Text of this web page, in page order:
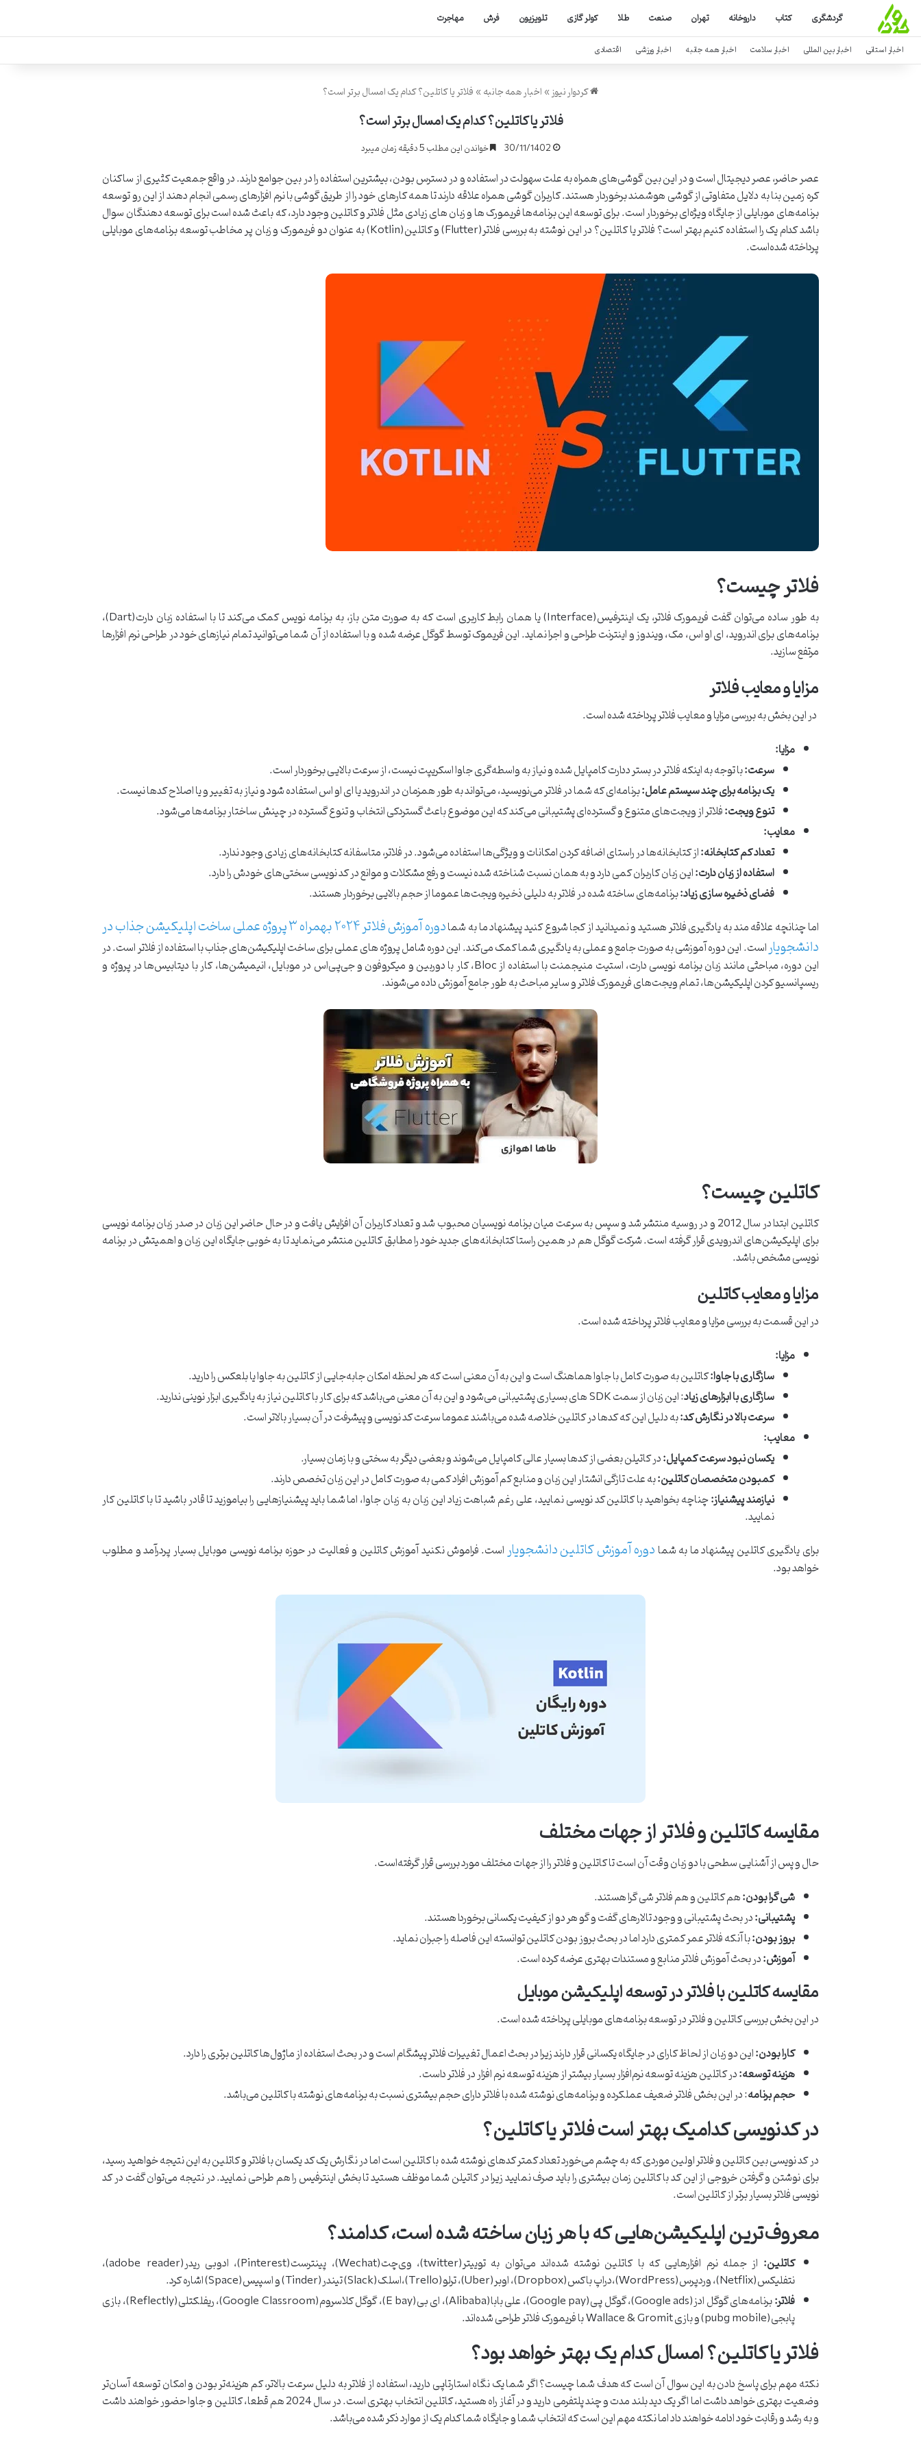
گردشگری کتاب داروخانه تهران صنعت طلا کولر گازی تلویزیون فرش مهاجرت
اخبار استانی اخبار بین المللی اخبار سلامت اخبار همه جانبه اخبار ورزشی اقتصادی
کردوار نیوز»اخبار همه جانبه»فلاتر یا کاتلین؟ کدام یک امسال برتر است؟
فلاتر یا کاتلین؟ کدام یک امسال برتر است؟
30/11/1402 خواندن این مطلب 5 دقیقه زمان میبرد
عصر حاضر، عصر دیجیتال است و در این بین گوشی‌های همراه به علت سهولت در استفاده و در دسترس بودن، بیشترین استفاده را در بین جوامع دارند. در واقع جمعیت کثیری از ساکنان
کره زمین بنا به دلایل متفاوتی از گوشی هوشمند برخوردار هستند. کاربران گوشی همراه علاقه دارند تا همه کارهای خود را از طریق گوشی با نرم افزارهای رسمی انجام دهند از این رو توسعه
برنامه‌های موبایلی از جایگاه ویژه‌ای برخوردار است. برای توسعه این برنامه‌ها فریمورک ها و زبان های زیادی مثل فلاتر و کاتلین وجود دارد، که باعث شده است برای توسعه دهندگان سوال
باشد کدام یک را استفاده کنیم بهتر است؟ فلاتر یا کاتلین؟ در این نوشته به بررسی فلاتر(Flutter) و کاتلین(Kotlin) به عنوان دو فریمورک و زبان پر مخاطب توسعه برنامه‌های موبایلی
پرداخته شده‌است.
فلاتر چیست؟
به طور ساده می‌توان گفت فریمورک فلاتر، یک اینترفیس(Interface) یا همان رابط کاربری است که به صورت متن باز، به برنامه نویس کمک می‌کند تا با استفاده زبان دارت(Dart)،
برنامه‌های برای اندروید، ای او اس، مک، ویندوز و اینترنت طراحی و اجرا نماید. این فریموک توسط گوگل عرضه شده و با استفاده از آن شما‌ می‌توانید تمام نیاز‌های خود در طراحی نرم افزارها
مرتفع سازید.
مزایا و معایب فلاتر
در این بخش به بررسی مزایا و معایب فلاتر پرداخته شده است.
مزایا:
سرعت:با توجه به اینکه فلاتر در بستر ددارت کامپایل شده و نیاز به واسطه‌گری جاوا اسکریپت نیست، از سرعت بالایی برخوردار است.
یک برنامه برای چند سیستم عامل:برنامه‌ای که شما در فلاتر می‌نویسید، می‌تواند به طور همزمان در اندروید یا ای او اس استفاده شود و نیاز به تغییر و یا اصلاح کدها نیست.
تنوع ویجت:فلاتر از ویجت‌های متنوع و گسترده‌ای پشتیبانی می‌کند که این موضوع باعث گستردکی انتخاب و تنوع گسترده در چینش ساختار برنامه‌ها می‌شود.
معایب:
تعداد کم کتابخانه:از کتابخانه‌ها در راستای اضافه کردن امکانات و ویژگی‌ها استفاده می‌شود. در فلاتر، متاسفانه کتابخانه‌های زیادی وجود ندارد.
استفاده از زبان دارت:این زبان کاربران کمی دارد و به همان نسبت شناخته شده نیست و رفع مشکلات و موانع در کد نویسی سختی‌های خودش را دارد.
فضای ذخیره سازی زیاد:برنامه‌های ساخته شده در فلاتر به دلیلی ذخیره ویجت‌ها عموما از حجم بالایی برخوردار هستند.
اما چنانچه علاقه مند به یادگیری فلاتر هستید و نمیدانید از کجا شروع کنید پیشنهاد ما به شما
دوره آموزش فلاتر ۲۰۲۴ بهمراه ۳ پروژه عملی ساخت اپلیکیشن جذاب در
دانشجویاراست. این دوره آموزشی به صورت جامع و عملی به یادگیری شما کمک می‌کند. این دوره شامل پروژه های عملی برای ساخت اپلیکیشن‌های جذاب با استفاده از فلاتر است. در
این دوره، مباحثی مانند زبان برنامه نویسی دارت، استیت منیجمنت با استفاده از Bloc، کار با دوربین و میکروفون و جی‌پی‌اس در موبایل، انیمیشن‌ها، کار با دیتابیس‌ها در پروژه و
ریسپانسیو کردن اپلیکیشن‌ها، تمام ویجت‌های فریمورک فلاتر و سایر مباحث به طور جامع آموزش داده می‌شوند.
کاتلین چیست؟
کاتلین ابتدا در سال 2012 و در روسیه منتشر شد و سپس به سرعت میان برنامه نویسیان محبوب شد و تعداد کاربران آن افزایش یافت و در حال حاضر این زبان در صدر زبان برنامه نویسی
برای اپلیکیشن‌های اندرویدی قرار گرفته است. شرکت گوگل هم در همین راستا کتابخانه‌های جدید خود را مطابق کاتلین منتشر می‌نماید تا به خوبی جایگاه این زبان و اهمیتش در برنامه
نویسی مشخص باشد.
مزایا و معایب کاتلین
در این قسمت به بررسی مزایا و معایب فلاتر پرداخته شده است.
مزایا:
سازگاری با جاوا:کاتلین به صورت کامل با جاوا هماهنگ است و این به آن معنی است که هر لحظه امکان جابه‌جایی از کاتلین به جاوا یا بلعکس را دارید.
سازگاری با ابزارهای زیاد: این زبان از سمت SDK های بسیاری پشتیبانی می‌شود و این به آن معنی می‌باشد که برای کار با کاتلین نیاز به یادگیری ابزار نوینی ندارید.
سرعت بالا در نگارش کد:به دلیل این که کدها در کاتلین خلاصه شده می‌باشند عموما سرعت کد نویسی و پیشرفت در آن بسیار بالاتر است.
معایب:
یکسان نبود سرعت کمپایل:در کاتیلن بعضی از کدها بسیار عالی کامپایل می‌شوند و بعضی دیگر به سختی و با زمان بسیار.
کمبودن متخصصان کاتلین:به علت تازگی انشتار این زبان و منابع کم آموزش افراد کمی به صورت کامل در این زبان تخصص دارند.
نیازمند پیشنیاز:چناچه بخواهید با کاتلین کد نویسی نمایید، علی رغم شباهت زیاد این زبان به زبان جاوا، اما شما باید پیشنیازهایی را بیاموزید تا قادر باشید تا با کاتلین کار
نمایید.
برای یادگیری کاتلین پیشنهاد ما به شمادوره آموزش کاتلین دانشجویاراست. فراموش نکنید آموزش کاتلین و فعالیت در حوزه برنامه نویسی موبایل بسیار پردرآمد و مطلوب
خواهد بود.
مقایسه کاتلین و فلاتر از جهات مختلف
حال و پس از آشنایی سطحی با دو زبان وقت آن است تا کاتلین و فلاتر را از جهات مختلف مورد بررسی قرار گرفته‌است.
شی گرا بودن:هم کاتلین و هم فلاتر شی گرا هستند.
پشتیبانی:در بحث پشتیبانی و وجود تالارهای گفت و گو هر دو از کیفیت یکسانی برخوردا هستند.
بروز بودن:با آنکه فلاتر عمر کمتری دارد اما در بحث بروز بودن کاتلین توانسته این فاصله را جبران نماید.
آموزش:در بحث آموزش فلاتر منابع و مستندات بهتری عرضه کرده است.
مقایسه کاتلین با فلاتر در توسعه اپلیکیشن موبایل
در این بخش بررسی کاتلین و فلاتر در توسعه برنامه‌های موبایلی پرداخته شده است.
کارا بودن:این دو زبان از لحاظ کارای در جایگاه یکسانی قرار دارند زیرا در بحث اعمال تغییرات فلاتر پیشگام است و در بحث استفاده از ماژول‌ها کاتلین برتری را دارد.
هزینه توسعه:در کاتلین هزینه توسعه نرم‌افزار بسیار بیشتر از هزینه توسعه نرم افزار در فلاتر داست.
حجم برنامه: در این بخش فلاتر ضعیف عملکرده و برنامه‌های نوشته شده با فلاتر دارای حجم بیشتری نسبت به برنامه‌های نوشته با کاتلین می‌باشد.
در کدنویسی کدامیک بهتر است فلاتر یا کاتلین؟
در کد نویسی بین کاتلین و فلاتر اولین موردی که به چشم می‌خورد تعداد کمتر کدهای نوشته شده با کاتلین است اما در نگارش یک کد یکسان با فلاتر و کاتلین به این نتیجه خواهید رسید،
برای نوشتن و گرفتن خروجی از این کد با کاتلین زمان بیشتری را باید صرف نمایید زیرا در کاتیلن شما موظف هستید تا بخش اینترفیس را هم طراحی نمایید. در نتیجه می‌توان گفت در کد
نویسی فلاتر بسیار برتر از کاتلین است.
معروف‌ترین اپلیکیشن‌هایی که با هر زبان ساخته شده است، کدامند؟
کاتلین: از جمله نرم افزارهایی که با کاتلین نوشته شده‌اند می‌توان به توییتر(twitter)، وی‌چت(Wechat)، پینترست(Pinterest)، ادوبی ریدر(adobe reader)،
نتفلیکس(Netflix)، وردپرس(WordPress)،دراپ باکس(Dropbox)، اوبر(Uber)، ترلو(Trello)،اسلک(Slack) تیندر(Tinder) و اسپیس(Space) اشاره کرد.
فلاتر:
برنامه‌های گوگل ادز(Google ads)، گوگل پی(Google pay)، علی بابا(Alibaba)، ای بی(E bay)، گوگل کلاسروم(Google Classroom)، ریفلکتلی(Reflectly)، بازی
پابجی(pubg mobile) و بازی Wallace & Gromit با فریمورک فلاتر طراحی شده‌اند.
فلاتر یا کاتلین؟ امسال کدام یک بهتر خواهد بود؟
نکته مهم برای پاسخ دادن به این سوال آن است که هدف شما چیست؟ اگر شما یک نگاه استارتاپی دارید، استفاده از فلاتر به دلیل سرعت بالاتر، کم هزینه‌تر بودن و امکان توسعه آسان‌تر
وضعیت بهتری خواهد داشت اما اگر یک دید بلند مدت و چند پلتفرمی دارید و در آغاز راه هستید، کاتلین انتخاب بهتری است. در سال 2024 هم قطعا، کاتلین و جاوا حضور خواهند داشت
و به رشد و رقابت خود ادامه خواهند داد اما نکته مهم این است که انتخاب شما و جایگاه شما کدام یک از موارد ذکر شده می‌باشد.